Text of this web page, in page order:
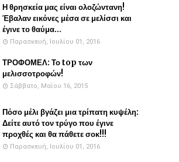
Η θρησκεία μας είναι ολοζώντανη!
Έβαλαν εικόνες μέσα σε μελίσσι και
έγινε το θαύμα...
Παρασκευή, Ιουλίου 01, 2016
ΤΡΟΦΟΜΕΛ: Το top των
μελισσοτροφών!
Σάββατο, Μαΐου 16, 2015
Πόσο μέλι βγάζει μια τρίπατη κυψέλη:
Δείτε αυτό τον τρύγο που έγινε
προχθές και θα πάθετε σοκ!!!
Παρασκευή, Ιουλίου 01, 2016